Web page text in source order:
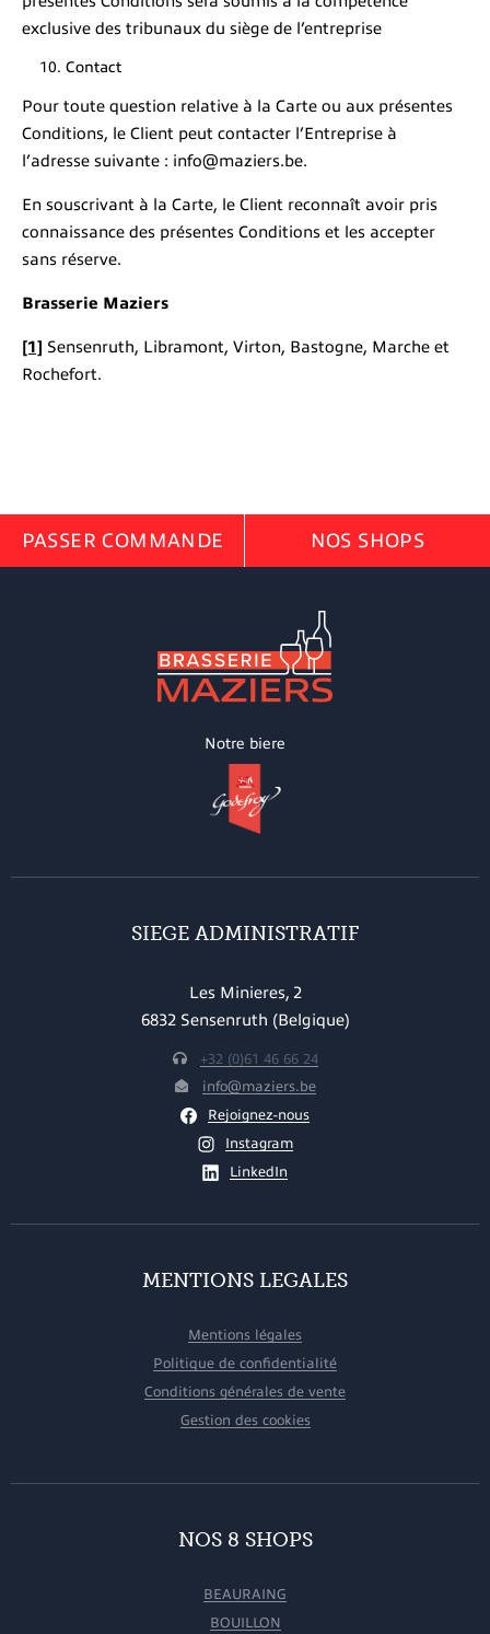
exclusive des tribunaux du siège de l’entreprise
Contact
Pour toute question relative à la Carte ou aux présentes
Conditions, le Client peut contacter l’Entreprise à
l’adresse suivante : info@maziers.be.
En souscrivant à la Carte, le Client reconnaît avoir pris
connaissance des présentes Conditions et les accepter
sans réserve.
Brasserie Maziers
[1] Sensenruth, Libramont, Virton, Bastogne, Marche et
Rochefort.
PASSER COMMANDE NOS SHOPS
Notre biere
SIEGE ADMINISTRATIF
Les Minieres, 2
6832 Sensenruth (Belgique)
+32 (0)61 46 66 24
info@maziers.be
Rejoignez-nous
Instagram
LinkedIn
MENTIONS LEGALES
Mentions légales
Politique de confidentialité
Conditions générales de vente
Gestion des cookies
NOS 8 SHOPS
BEAURAING
BOUILLON